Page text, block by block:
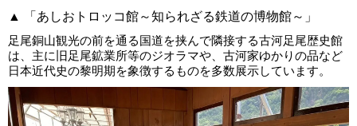
▲ 「あしおトロッコ館～知られざる鉄道の博物館～」
足尾銅山観光の前を通る国道を挟んで隣接する古河足尾歴史館
は、主に旧足尾鉱業所等のジオラマや、古河家ゆかりの品など
日本近代史の黎明期を象徴するものを多数展示しています。